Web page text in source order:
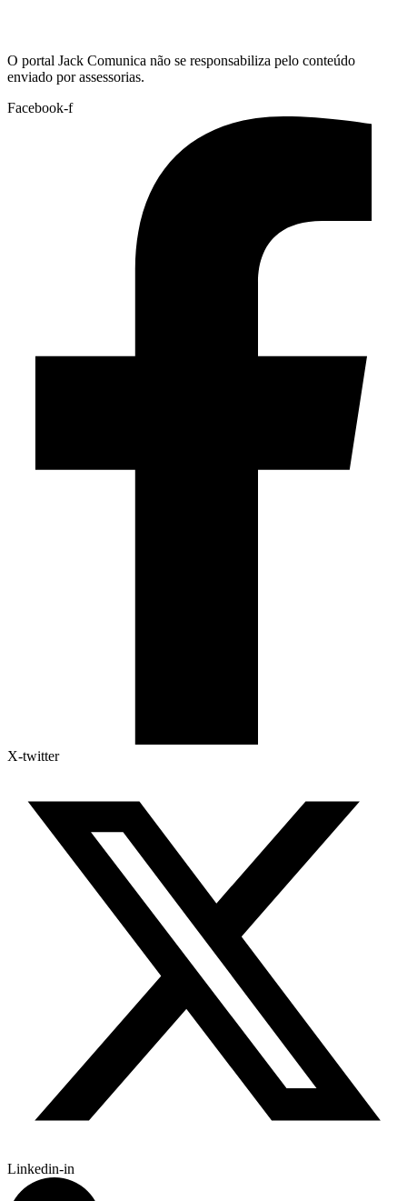
O portal Jack Comunica não se responsabiliza pelo conteúdo
enviado por assessorias.
Facebook-f
X-twitter
Linkedin-in